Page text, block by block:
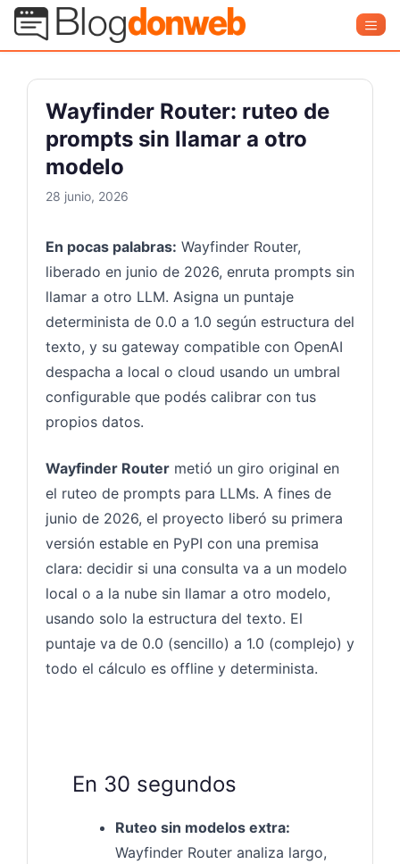
Saltar
contenido
Blog Donweb
Wayfinder Router: ruteo de
prompts sin llamar a otro
modelo
28 junio, 2026
En pocas palabras: Wayfinder Router,
liberado en junio de 2026, enruta prompts sin
llamar a otro LLM. Asigna un puntaje
determinista de 0.0 a 1.0 según estructura del
texto, y su gateway compatible con OpenAI
despacha a local o cloud usando un umbral
configurable que podés calibrar con tus
propios datos.
Wayfinder Router metió un giro original en
el ruteo de prompts para LLMs. A fines de
junio de 2026, el proyecto liberó su primera
versión estable en PyPI con una premisa
clara: decidir si una consulta va a un modelo
local o a la nube sin llamar a otro modelo,
usando solo la estructura del texto. El
puntaje va de 0.0 (sencillo) a 1.0 (complejo) y
todo el cálculo es offline y determinista.
En 30 segundos
Ruteo sin modelos extra:
Wayfinder Router analiza largo,